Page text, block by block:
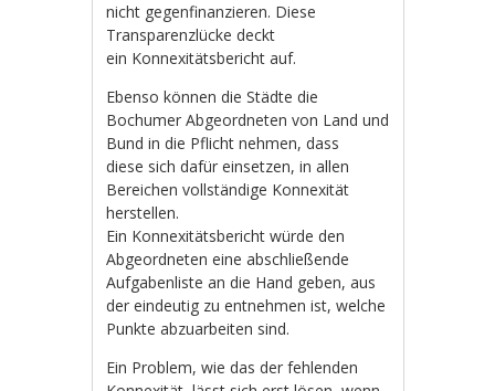
nicht gegenfinanzieren. Diese
Transparenzlücke deckt
ein Konnexitätsbericht auf.
Ebenso können die Städte die
Bochumer Abgeordneten von Land und
Bund in die Pflicht nehmen, dass
diese sich dafür einsetzen, in allen
Bereichen vollständige Konnexität
herstellen.
Ein Konnexitätsbericht würde den
Abgeordneten eine abschließende
Aufgabenliste an die Hand geben, aus
der eindeutig zu entnehmen ist, welche
Punkte abzuarbeiten sind.
Ein Problem, wie das der fehlenden